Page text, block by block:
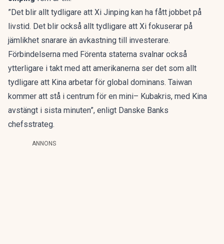
”Det blir allt tydligare att Xi Jinping kan ha fått jobbet på
livstid. Det blir också allt tydligare att Xi fokuserar på
jämlikhet snarare än avkastning till investerare.
Förbindelserna med Förenta staterna svalnar också
ytterligare i takt med att amerikanerna ser det som allt
tydligare att Kina arbetar för global dominans. Taiwan
kommer att stå i centrum för en mini– Kubakris, med Kina
avstängt i sista minuten”, enligt Danske Banks
chefsstrateg.
ANNONS